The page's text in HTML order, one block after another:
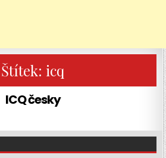
Štítek: icq
ICQ česky